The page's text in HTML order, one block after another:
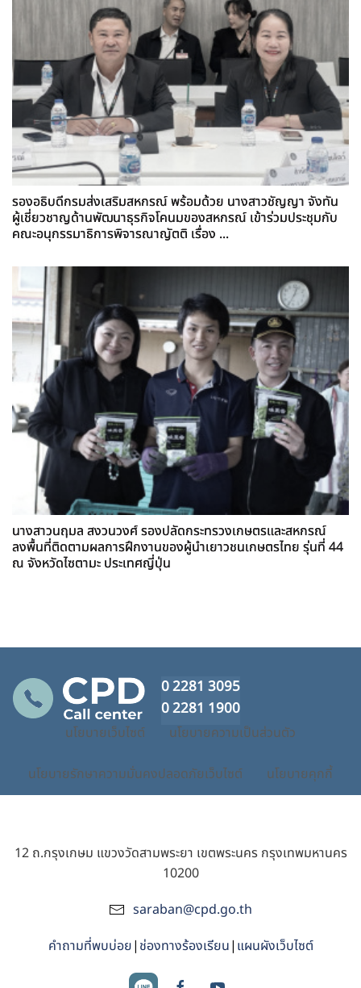
รองอธิบดีกรมส่งเสริมสหกรณ์ พร้อมด้วย นางสาวชัญญา จังทัน
ผู้เชี่ยวชาญด้านพัฒนาธุรกิจโคนมของสหกรณ์ เข้าร่วมประชุมกับ
คณะอนุกรรมาธิการพิจารณาญัตติ เรื่อง ...
นางสาวนฤมล สงวนวงศ์ รองปลัดกระทรวงเกษตรและสหกรณ์
ลงพื้นที่ติดตามผลการฝึกงานของผู้นำเยาวชนเกษตรไทย รุ่นที่ 44
ณ จังหวัดไซตามะ ประเทศญี่ปุ่น
0 2281 3095
0 2281 1900
นโยบายเว็บไซต์ นโยบายความเป็นส่วนตัว
นโยบายรักษาความมั่นคงปลอดภัยเว็บไซต์ นโยบายคุกกี้
12 ถ.กรุงเกษม แขวงวัดสามพระยา เขตพระนคร กรุงเทพมหานคร
10200
saraban@cpd.go.th
คำถามที่พบบ่อย| ช่องทางร้องเรียน| แผนผังเว็บไซต์